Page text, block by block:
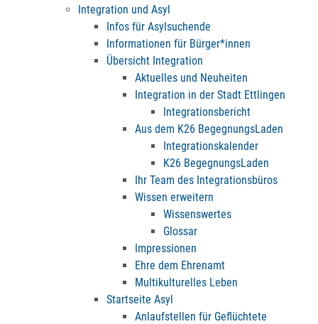
Integration und Asyl
Infos für Asylsuchende
Informationen für Bürger*innen
Übersicht Integration
Aktuelles und Neuheiten
Integration in der Stadt Ettlingen
Integrationsbericht
Aus dem K26 BegegnungsLaden
Integrationskalender
K26 BegegnungsLaden
Ihr Team des Integrationsbüros
Wissen erweitern
Wissenswertes
Glossar
Impressionen
Ehre dem Ehrenamt
Multikulturelles Leben
Startseite Asyl
Anlaufstellen für Geflüchtete